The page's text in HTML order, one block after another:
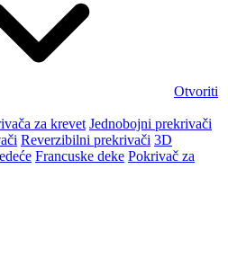
Otvoriti
za krevet Jednobojni prekrivači
Reverzibilni prekrivači 3D
Francuske deke Pokrivač za